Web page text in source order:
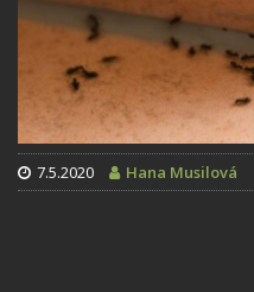
7.5.2020 Hana Musilová